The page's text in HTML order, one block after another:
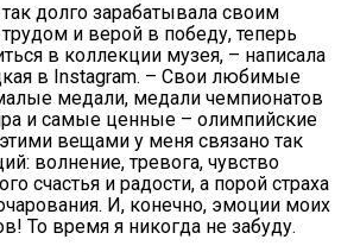
так долго зарабатывала своим
и верой в победу, теперь
в коллекции музея, – написала
в Instagram. – Свои любимые
медали, медали чемпионатов
и самые ценные – олимпийские
вещами у меня связано так
волнение, тревога, чувство
счастья и радости, а порой страха
И, конечно, эмоции моих
То время я никогда не забуду.